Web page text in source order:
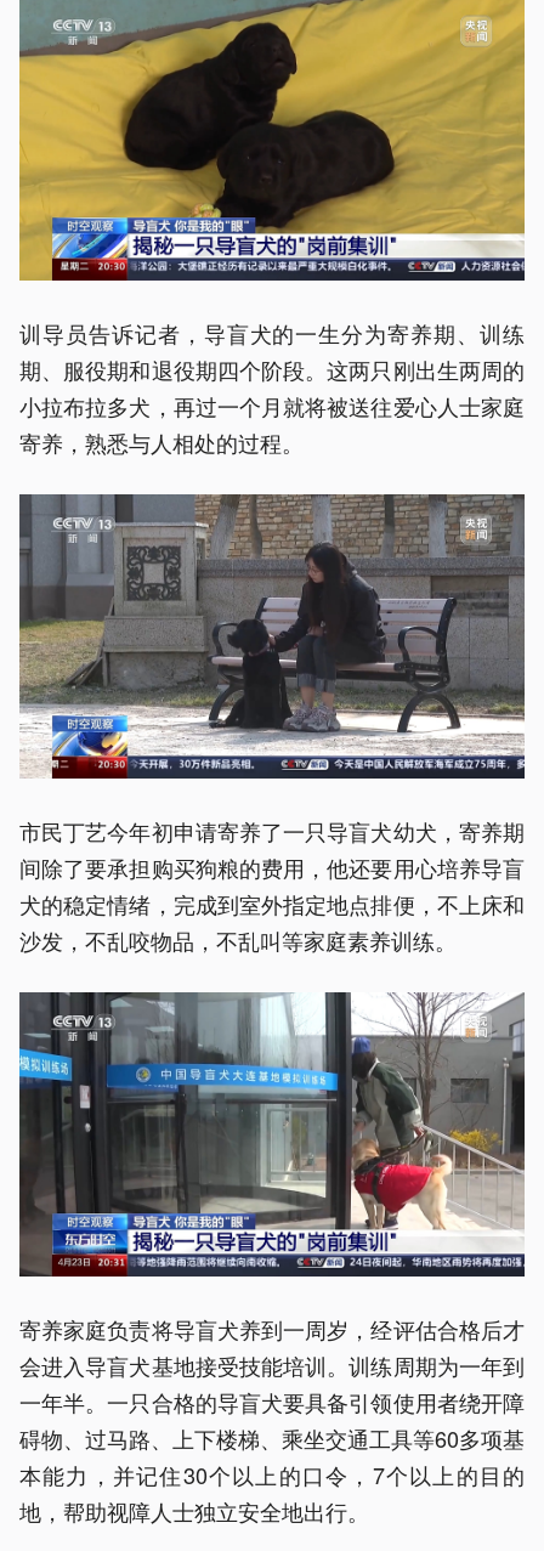
训导员告诉记者，导盲犬的一生分为寄养期、训练
期、服役期和退役期四个阶段。这两只刚出生两周的
小拉布拉多犬，再过一个月就将被送往爱心人士家庭
寄养，熟悉与人相处的过程。
市民丁艺今年初申请寄养了一只导盲犬幼犬，寄养期
间除了要承担购买狗粮的费用，他还要用心培养导盲
犬的稳定情绪，完成到室外指定地点排便，不上床和
沙发，不乱咬物品，不乱叫等家庭素养训练。
寄养家庭负责将导盲犬养到一周岁，经评估合格后才
会进入导盲犬基地接受技能培训。训练周期为一年到
一年半。一只合格的导盲犬要具备引领使用者绕开障
碍物、过马路、上下楼梯、乘坐交通工具等60多项基
本能力，并记住30个以上的口令，7个以上的目的
地，帮助视障人士独立安全地出行。